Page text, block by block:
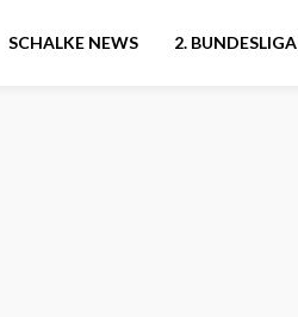
SCHALKE NEWS 2. BUNDESLIGA